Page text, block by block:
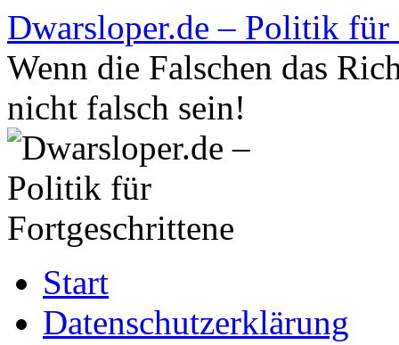
Zum
Inhalt
springen
Dwarsloper.de – Politik für
Wenn die Falschen das
nicht falsch sein!
Start
Datenschutzerklärung